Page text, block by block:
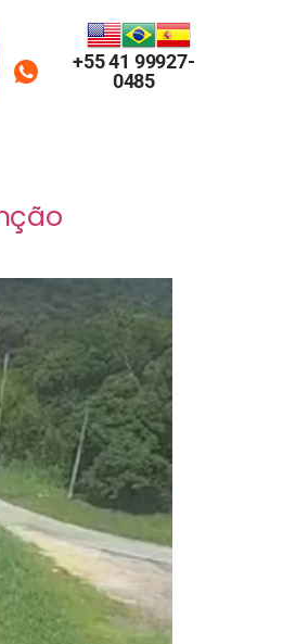
+55 41 99927-
0485